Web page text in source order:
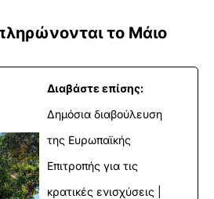
το Μάιο
Διαβάστε επίσης:
Δημόσια διαβούλευση
της Ευρωπαϊκής
Επιτροπής για τις
κρατικές ενισχύσεις |